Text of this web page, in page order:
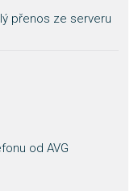
přenos ze serveru
od AVG